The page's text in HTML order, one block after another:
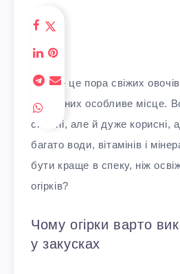
Літо — це пора свіжих
серед них особливе місце.
смачні, але й дуже корисні,
багато води, вітамінів і
бути краще в спеку, ніж
огірків?
Чому огірки варто
у закусках